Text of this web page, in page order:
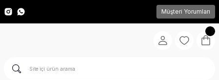
Müşteri Yorumları